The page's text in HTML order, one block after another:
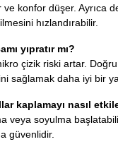
ve konfor düşer. Ayrıca
hızlandırabilir.
yıpratır mı?
çizik riski artar.
sağlamak daha iyi bir
kaplamayı nasıl
veya soyulma
güvenlidir.